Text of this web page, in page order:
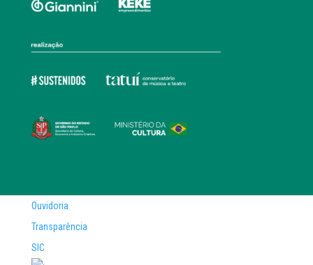
Ouvidoria
Transparência
SIC